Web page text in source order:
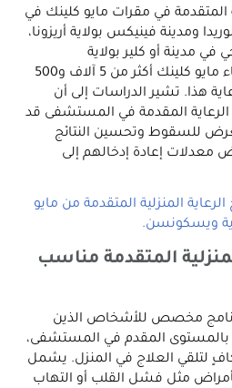
المتقدمة في مقرات مايو كلينك في
ومدينة فينيكس بولاية أريزونا،
مدينة أو كلير بولاية
ويسكونسن. لقد عالج أطباء مايو كلينك أكثر من 5 آلاف و500
هذا. تشير الدراسات إلى أن
الرعاية المقدمة في المستشفى قد
للسقوط وتحسين النتائج
معدلات إعادة إدخالهم إلى
المنزلية المتقدمة من مايو
ويسكونسن.
المتقدمة مناسب
برنامج مخصص للأشخاص الذين
بالمستوى المقدم في المستشفى،
لتلقي العلاج في المنزل. يشمل
مثل فشل القلب أو التهاب